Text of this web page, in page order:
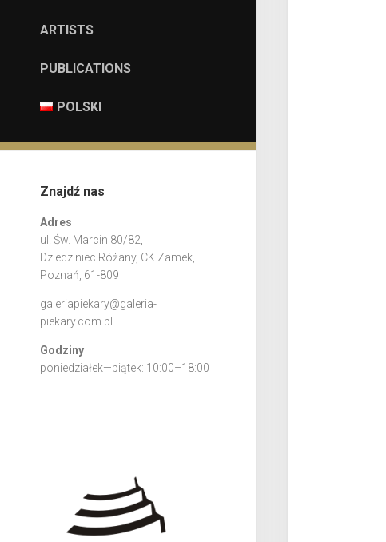
ARTISTS
PUBLICATIONS
POLSKI
Znajdź nas
Adres
ul. Św. Marcin 80/82,
Dziedziniec Różany, CK Zamek,
Poznań, 61-809
galeriapiekary@galeria-
piekary.com.pl
Godziny
poniedziałek—piątek: 10:00–18:00